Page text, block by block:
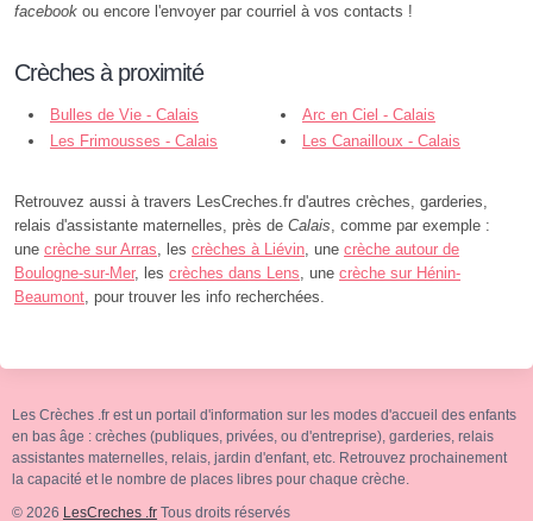
facebook ou encore l'envoyer par courriel à vos contacts !
Crèches à proximité
Bulles de Vie - Calais
Arc en Ciel - Calais
Les Frimousses - Calais
Les Canailloux - Calais
Retrouvez aussi à travers LesCreches.fr d'autres crèches, garderies,
relais d'assistante maternelles, près de Calais , comme par exemple :
une crèche sur Arras , les crèches à Liévin , une crèche autour de
Boulogne-sur-Mer, les crèches dans Lens , une crèche sur Hénin-
Beaumont , pour trouver les info recherchées.
Les Crèches .fr est un portail d'information sur les modes d'accueil des enfants
en bas âge : crèches (publiques, privées, ou d'entreprise), garderies, relais
assistantes maternelles, relais, jardin d'enfant, etc. Retrouvez prochainement
la capacité et le nombre de places libres pour chaque crèche.
© 2026 LesCreches .fr Tous droits réservés